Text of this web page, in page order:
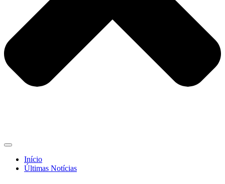
Início
Últimas Notícias